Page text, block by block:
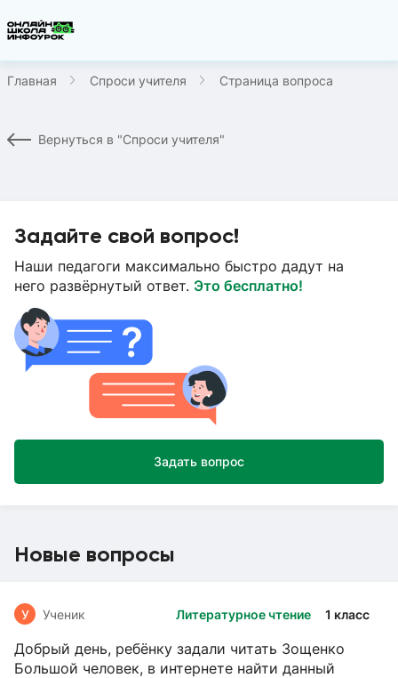
Главная Спроси учителя Страница вопроса
Вернуться в "Спроси учителя"
Задайте свой вопрос!
Наши педагоги максимально быстро дадут на
него развёрнутый ответ. Это бесплатно!
Задать вопрос
Новые вопросы
Литературное чтение 1 класс
У Ученик
Добрый день, ребёнку задали читать Зощенко
Большой человек, в интернете найти данный